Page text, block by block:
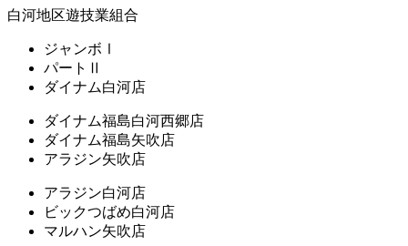
白河地区遊技業組合
ジャンボⅠ
パートⅡ
ダイナム白河店
ダイナム福島白河西郷店
ダイナム福島矢吹店
アラジン矢吹店
アラジン白河店
ビックつばめ白河店
マルハン矢吹店